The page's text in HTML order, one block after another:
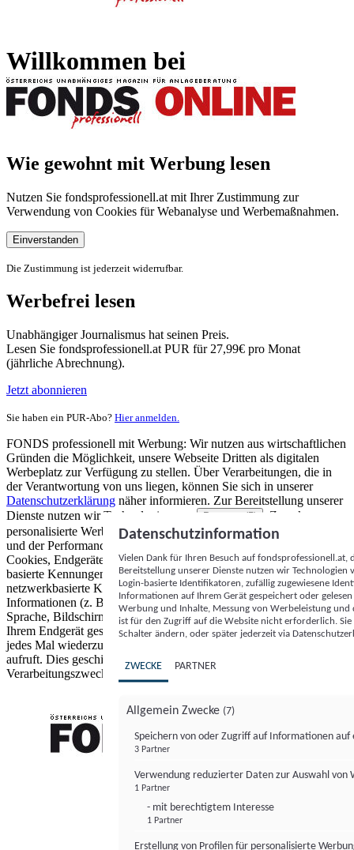
Willkommen bei
Wie gewohnt mit Werbung lesen
Nutzen Sie fondsprofessionell.at mit Ihrer Zustimmung zur
Verwendung von Cookies für Webanalyse und Werbemaßnahmen.
Einverstanden
Die Zustimmung ist jederzeit widerrufbar.
Werbefrei lesen
Unabhängiger Journalismus hat seinen Preis.
Lesen Sie fondsprofessionell.at PUR für 27,99€ pro Monat
(jährliche Abrechnung).
Jetzt abonnieren
Sie haben ein PUR-Abo? Hier anmelden.
FONDS professionell mit Werbung: Wir nutzen aus wirtschaftlichen
Gründen die Möglichkeit, unsere Webseite Dritten als digitalen
Werbeplatz zur Verfügung zu stellen. Über Verarbeitungen, die in
der Verantwortung von uns liegen, können Sie sich in unserer
Datenschutzerklärung näher informieren. Zur Bereitstellung unserer
Dienste nutzen wir Technologien von
Partnern (5)
. Zwecke:
personalisierte Werbung und Inhalte, Messung von Werbeleistung
und der Performance von Inhalten sowie Zielgruppenforschung.
Cookies, Endgeräte- oder ähnliche Online-Kennungen (z. B. login-
basierte Kennungen, zufällig generierte Kennungen,
netzwerkbasierte Kennungen) können zusammen mit anderen
Informationen (z. B. Browsertyp und Browserinformationen,
Sprache, Bildschirmgröße, unterstützte Technologien usw.) auf
Ihrem Endgerät gespeichert oder von dort ausgelesen werden, um es
jedes Mal wiederzuerkennen, wenn es eine App oder einer Webseite
aufruft. Dies geschieht für einen oder mehrere der hier aufgeführten
Verarbeitungszwecke.
Datenschutzinformation
Vielen Dank für Ihren Besuch auf
Bereitstellung unserer Dienste nutzen wir Technologien
Login-basierte Identifikatoren, zufällig zugewiesene
Informationen auf Ihrem Gerät gespeichert oder
Werbung und Inhalte, Messung von Werbeleistung
ist für den Zugriff auf die Website nicht erforderlich.
Schalter ändern, oder später jederzeit via
ZWECKE PARTNER
Allgemein Zwecke (7)
Speichern von oder Zugriff auf Informationen auf
3 Partner
Verwendung reduzierter Daten zur Auswahl von
1 Partner
- mit berechtigtem Interesse
1 Partner
Erstellung von Profilen für personalisierte
FONDS professionell